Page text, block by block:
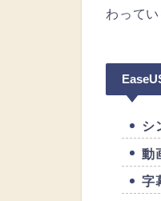
わって
シ
動
字